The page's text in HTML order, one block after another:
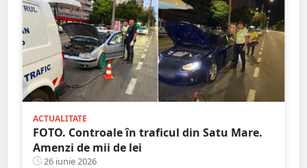
ACTUALITATE
FOTO. Controale în traficul din Satu Mare.
Amenzi de mii de lei
26 iunie 2026